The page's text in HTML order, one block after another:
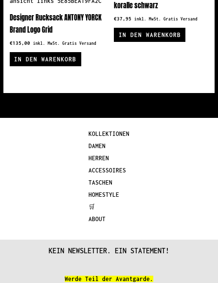
Designer Rucksack ANTONY YORCK
Brand Logo Grid
€135,00 inkl. MwSt. Gratis Versand
IN DEN WARENKORB
koralle schwarz
€37,95 inkl. MwSt. Gratis Versand
IN DEN WARENKORB
KOLLEKTIONEN
DAMEN
HERREN
ACCESSOIRES
TASCHEN
HOMESTYLE
🛒
ABOUT
KEIN NEWSLETTER. EIN STATEMENT!
Werde Teil der Avantgarde.